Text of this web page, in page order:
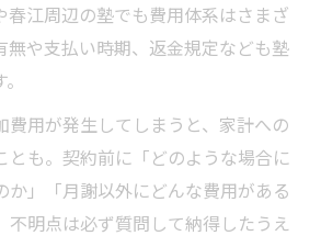
春江周辺の塾でも費用体系はさまざ
無や支払い時期、返金規定なども塾
費用が発生してしまうと、家計への
とも。契約前に「どのような場合に
か」「月謝以外にどんな費用がある
不明点は必ず質問して納得したうえ